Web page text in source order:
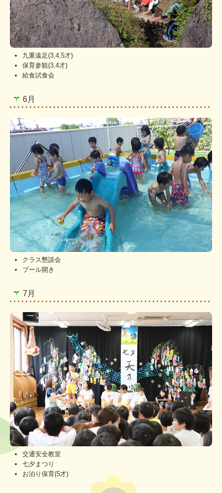
九重遠足(3,4,5才)
保育参観(3,4才)
給食試食会
6月
クラス懇談会
プール開き
7月
交通安全教室
七夕まつり
お泊り保育(5才)